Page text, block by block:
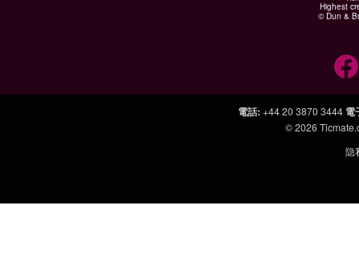
Highest
© Dun &
電話: +44 20 3870 3444 電
© 2026
隐